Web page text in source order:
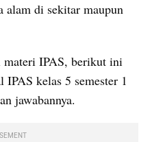
alam di sekitar maupun
materi IPAS, berikut ini
kelas 5 semester 1
jawabannya.